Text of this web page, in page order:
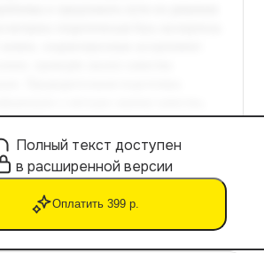
Полный текст доступен
в расширенной версии
Оплатить 399 р.